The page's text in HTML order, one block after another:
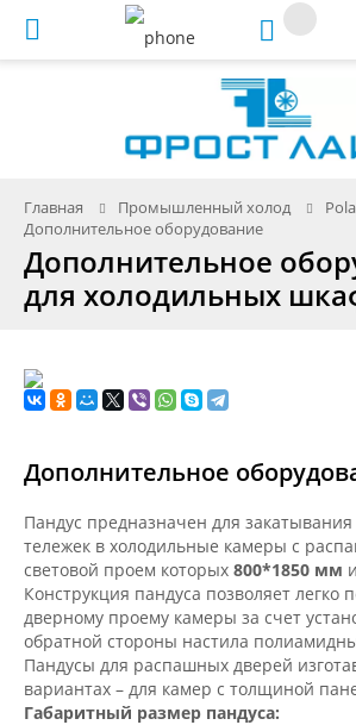
Главная Промышленный холод
Дополнительное оборудование
Дополнительное
для холодильных
Дополнительное
Пандус предназначен для
тележек в холодильные камеры с
световой проем которых 800*1850 мм и
Конструкция пандуса позволяет легко
дверному проему камеры за счет
обратной стороны настила
Пандусы для распашных дверей
вариантах – для камер с толщиной
Габаритный размер пандуса: